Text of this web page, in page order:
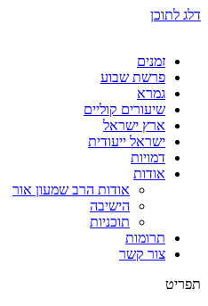
דלג לתוכן
זמנים
פרשת שבוע
גמרא
שיעורים קוליים
ארץ ישראל
ישראל ייעודית
דמויות
אודות
אודות הרב שמעון אור
הישיבה
תוכניות
תרומות
צור קשר
תפריט